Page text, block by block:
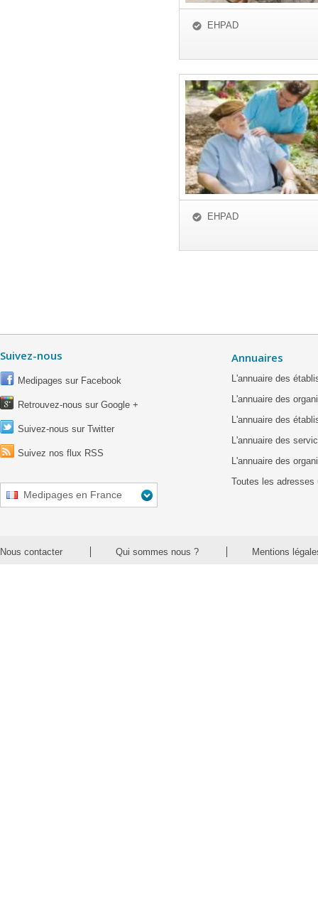
EHPAD
EHPAD
Suivez-nous
Medipages sur Facebook
Retrouvez-nous sur Google +
Suivez-nous sur Twitter
Suivez nos flux RSS
Medipages en France
Annuaires
L'annuaire des
L'annuaire des
L'annuaire des
L'annuaire des
L'annuaire des
Toutes les adresses
Nous contacter Qui sommes nous ? Mentions